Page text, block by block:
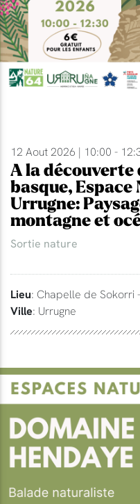
12 Aout 2026 | 10:00 -
A la découverte
basque,
Urrugne:
montagne et
Sortie nature
Lieu: Chapelle de Sokorri
Ville: Urrugne